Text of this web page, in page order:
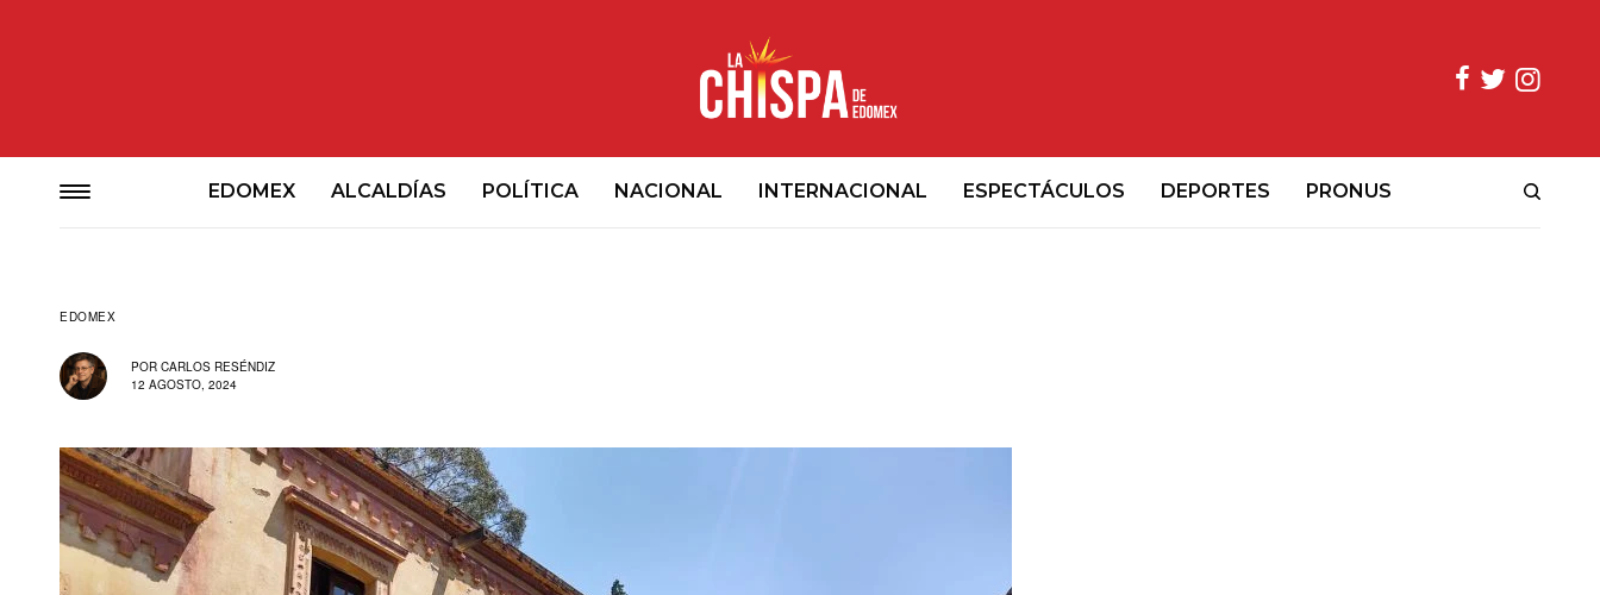
EDOMEX ALCALDÍAS POLÍTICA NACIONAL INTERNACIONAL ESPECTÁCULOS DEPORTES PRONUS
EDOMEX
POR CARLOS RESÉNDIZ
12 AGOSTO, 2024